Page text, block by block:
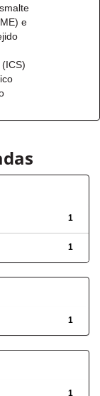
e
1
1
1
1